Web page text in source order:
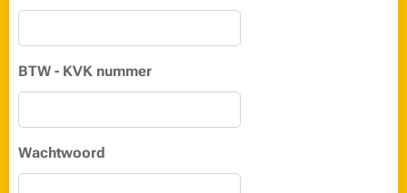
BTW - KVK nummer
Wachtwoord